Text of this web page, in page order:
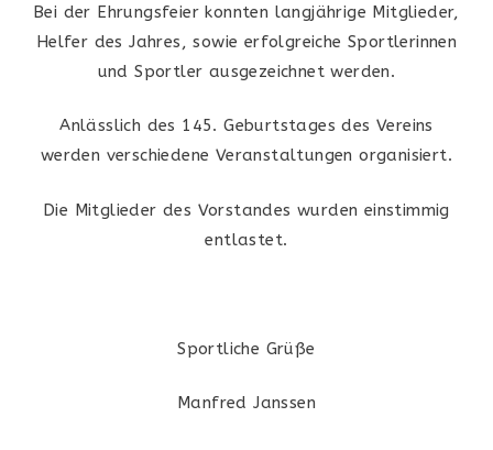
Bei der Ehrungsfeier konnten langjährige Mitglieder,
Helfer des Jahres, sowie erfolgreiche Sportlerinnen
und Sportler ausgezeichnet werden.
Anlässlich des 145. Geburtstages des Vereins
werden verschiedene Veranstaltungen organisiert.
Die Mitglieder des Vorstandes wurden einstimmig
entlastet.
Sportliche Grüße
Manfred Janssen